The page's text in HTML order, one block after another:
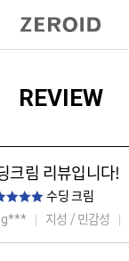
REVIEW
크림 리뷰입니다!
수딩 크림
지성 / 민감성